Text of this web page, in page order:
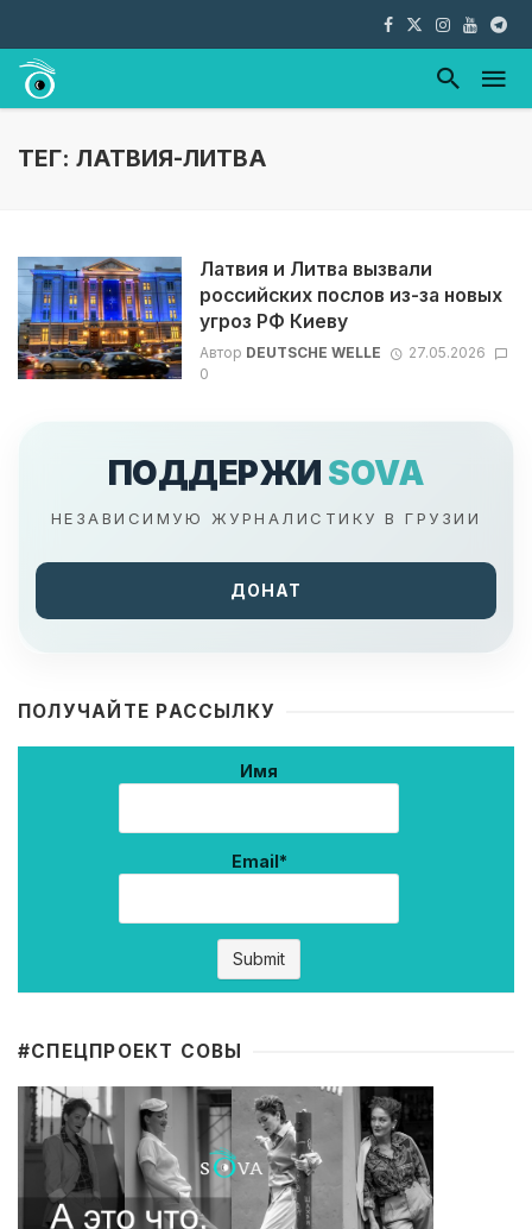
ТЕГ: ЛАТВИЯ-ЛИТВА
Латвия и Литва вызвали
российских послов из-за новых
угроз РФ Киеву
Автор DEUTSCHE WELLE
27.05.2026
0
ПОДДЕРЖИ SOVA
НЕЗАВИСИМУЮ ЖУРНАЛИСТИКУ В ГРУЗИИ
ДОНАТ
ПОЛУЧАЙТЕ РАССЫЛКУ
Имя
Email*
#CПЕЦПРОЕКТ СОВЫ